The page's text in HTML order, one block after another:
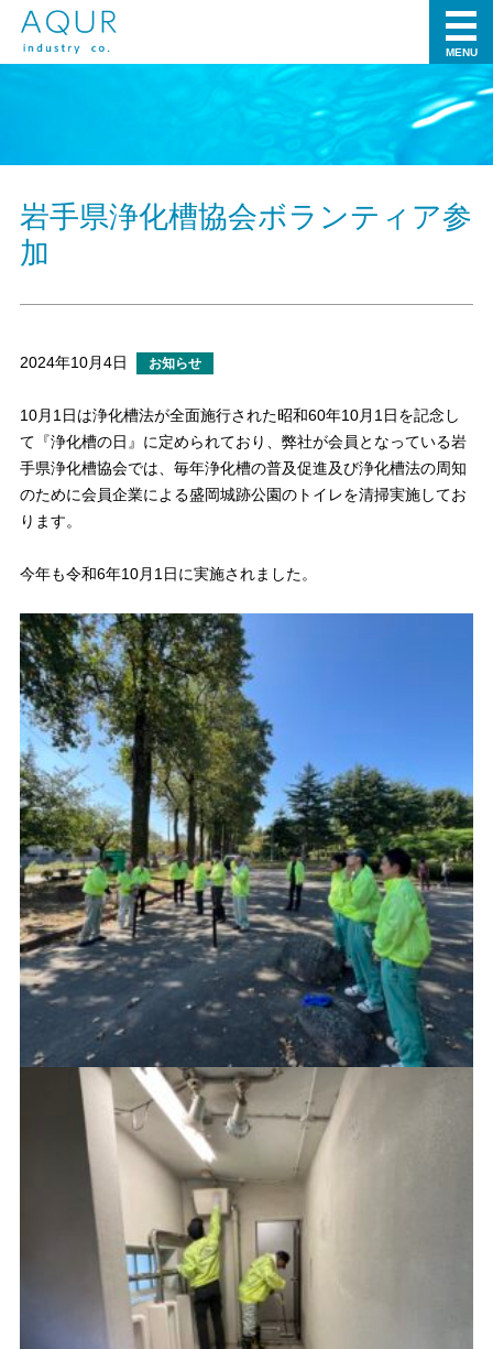
岩手県浄化槽協会ボランティア参
加
2024年10月4日 お知らせ
10月1日は浄化槽法が全面施行された昭和60年10月1日を記念し
て『浄化槽の日』に定められており、弊社が会員となっている岩
手県浄化槽協会では、毎年浄化槽の普及促進及び浄化槽法の周知
のために会員企業による盛岡城跡公園のトイレを清掃実施してお
ります。
今年も令和6年10月1日に実施されました。
MENU